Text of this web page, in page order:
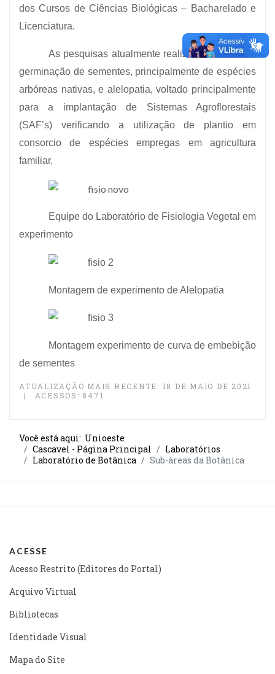
dos Cursos de Ciências Biológicas – Bacharelado e
Licenciatura.
As pesquisas atualmente realizadas são sobre
germinação de sementes, principalmente de espécies
arbóreas nativas, e alelopatia, voltado principalmente
para a implantação de Sistemas Agroflorestais
(SAF’s) verificando a utilização de plantio em
consorcio de espécies empregas em agricultura
familiar.
Equipe do Laboratório de Fisiologia Vegetal em
experimento
Montagem de experimento de Alelopatia
Montagem experimento de curva de embebição
de sementes
ATUALIZAÇÃO MAIS RECENTE: 18 DE MAIO DE 2021
ACESSOS: 8471
Você está aqui: Unioeste
Cascavel - Página Principal
Laboratórios
Laboratório de Botânica
Sub-áreas da Botânica
ACESSE
Acesso Restrito (Editores do Portal)
Arquivo Virtual
Bibliotecas
Identidade Visual
Mapa do Site